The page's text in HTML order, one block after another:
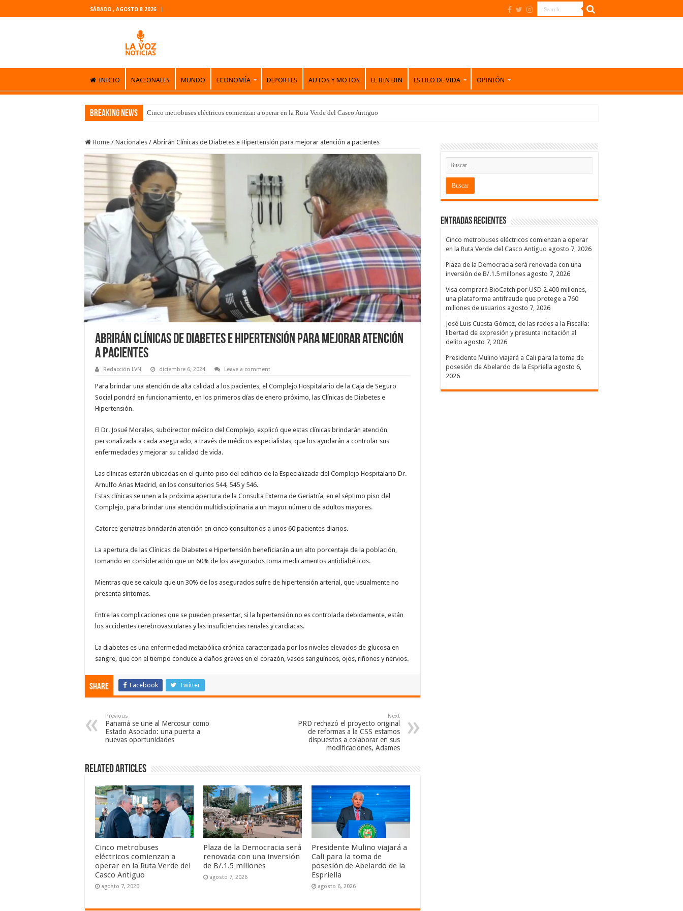
SÁBADO , AGOSTO 8 2026
INICIO NACIONALES MUNDO ECONOMÍA DEPORTES AUTOS Y MOTOS EL BIN BIN ESTILO DE VIDA OPINIÓN
Breaking News Cinco metrobuses eléctricos comienzan a operar en la Ruta Verde del Casco Antiguo
Home / Nacionales / Abrirán Clínicas de Diabetes e Hipertensión para mejorar atención a pacientes
Abrirán Clínicas de Diabetes e Hipertensión para mejorar atención
a pacientes
Redacción LVN diciembre 6, 2024 Leave a comment
Para brindar una atención de alta calidad a los pacientes, el Complejo Hospitalario de la Caja de Seguro
Social pondrá en funcionamiento, en los primeros días de enero próximo, las Clínicas de Diabetes e
Hipertensión.
El Dr. Josué Morales, subdirector médico del Complejo, explicó que estas clínicas brindarán atención
personalizada a cada asegurado, a través de médicos especialistas, que los ayudarán a controlar sus
enfermedades y mejorar su calidad de vida.
Las clínicas estarán ubicadas en el quinto piso del edificio de la Especializada del Complejo Hospitalario Dr.
Arnulfo Arias Madrid, en los consultorios 544, 545 y 546.
Estas clínicas se unen a la próxima apertura de la Consulta Externa de Geriatría, en el séptimo piso del
Complejo, para brindar una atención multidisciplinaria a un mayor número de adultos mayores.
Catorce geriatras brindarán atención en cinco consultorios a unos 60 pacientes diarios.
La apertura de las Clínicas de Diabetes e Hipertensión beneficiarán a un alto porcentaje de la población,
tomando en consideración que un 60% de los asegurados toma medicamentos antidiabéticos.
Mientras que se calcula que un 30% de los asegurados sufre de hipertensión arterial, que usualmente no
presenta síntomas.
Entre las complicaciones que se pueden presentar, si la hipertensión no es controlada debidamente, están
los accidentes cerebrovasculares y las insuficiencias renales y cardiacas.
La diabetes es una enfermedad metabólica crónica caracterizada por los niveles elevados de glucosa en
sangre, que con el tiempo conduce a daños graves en el corazón, vasos sanguíneos, ojos, riñones y nervios.
Share Facebook Twitter
Previous
Panamá se une al Mercosur como
Estado Asociado: una puerta a
nuevas oportunidades
Next
PRD rechazó el proyecto original
de reformas a la CSS estamos
dispuestos a colaborar en sus
modificaciones, Adames
Related Articles
Cinco metrobuses
eléctricos comienzan a
operar en la Ruta Verde del
Casco Antiguo
agosto 7, 2026
Plaza de la Democracia será
renovada con una inversión
de B/.1.5 millones
agosto 7, 2026
Presidente Mulino viajará a
Cali para la toma de
posesión de Abelardo de la
Espriella
agosto 6, 2026
Entradas recientes
Cinco metrobuses eléctricos comienzan a operar
en la Ruta Verde del Casco Antiguo agosto 7, 2026
Plaza de la Democracia será renovada con una
inversión de B/.1.5 millones agosto 7, 2026
Visa comprará BioCatch por USD 2.400 millones,
una plataforma antifraude que protege a 760
millones de usuarios agosto 7, 2026
José Luis Cuesta Gómez, de las redes a la Fiscalía:
libertad de expresión y presunta incitación al
delito agosto 7, 2026
Presidente Mulino viajará a Cali para la toma de
posesión de Abelardo de la Espriella agosto 6,
2026